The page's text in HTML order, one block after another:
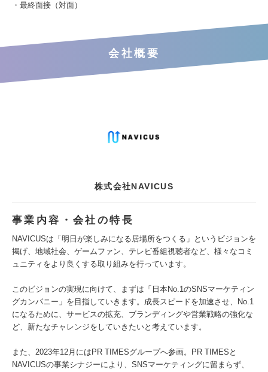
・最終面接（対面）
会社概要
株式会社NAVICUS
事業内容・会社の特長
NAVICUSは「明日が楽しみになる居場所をつくる」というビジョンを
掲げ、地域社会、ゲームファン、テレビ番組視聴者など、様々なコミ
ュニティをより良くする取り組みを行っています。
このビジョンの実現に向けて、まずは「日本No.1のSNSマーケティン
グカンパニー」を目指していきます。成長スピードを加速させ、No.1
になるために、サービスの拡充、ブランディングや営業戦略の強化な
ど、新たなチャレンジをしていきたいと考えています。
また、2023年12月にはPR TIMESグループへ参画。PR TIMESと
NAVICUSの事業シナジーにより、SNSマーケティングに留まらず、